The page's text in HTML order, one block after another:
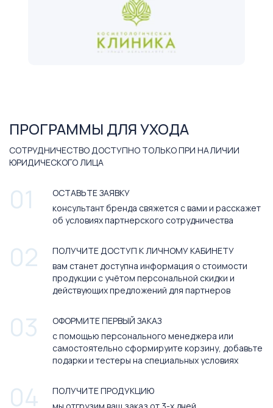
ПРОГРАММЫ ДЛЯ УХОДА
СОТРУДНИЧЕСТВО ДОСТУПНО ТОЛЬКО ПРИ НАЛИЧИИ
ЮРИДИЧЕСКОГО ЛИЦА
01
ОСТАВЬТЕ ЗАЯВКУ
консультант бренда свяжется с вами и расскажет
об условиях партнерского сотрудничества
02
ПОЛУЧИТЕ ДОСТУП К ЛИЧНОМУ КАБИНЕТУ
вам станет доступна информация о стоимости
продукции с учётом персональной скидки и
действующих предложений для партнеров
03
ОФОРМИТЕ ПЕРВЫЙ ЗАКАЗ
с помощью персонального менеджера или
самостоятельно сформируите корзину, добавьте
подарки и тестеры на специальных условиях
04
ПОЛУЧИТЕ ПРОДУКЦИЮ